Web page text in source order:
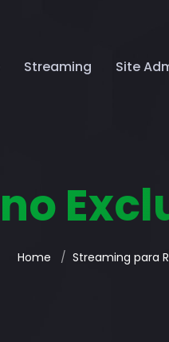
Streaming Site
Home Streaming para